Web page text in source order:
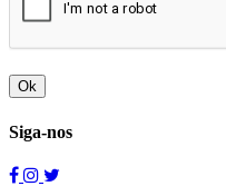
Ok
Siga-nos